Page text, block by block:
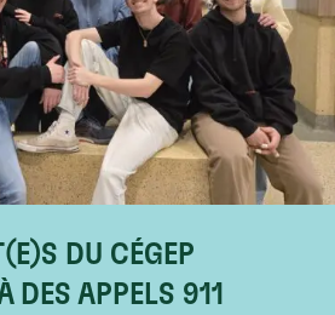
DU CÉGEP
DES APPELS 911